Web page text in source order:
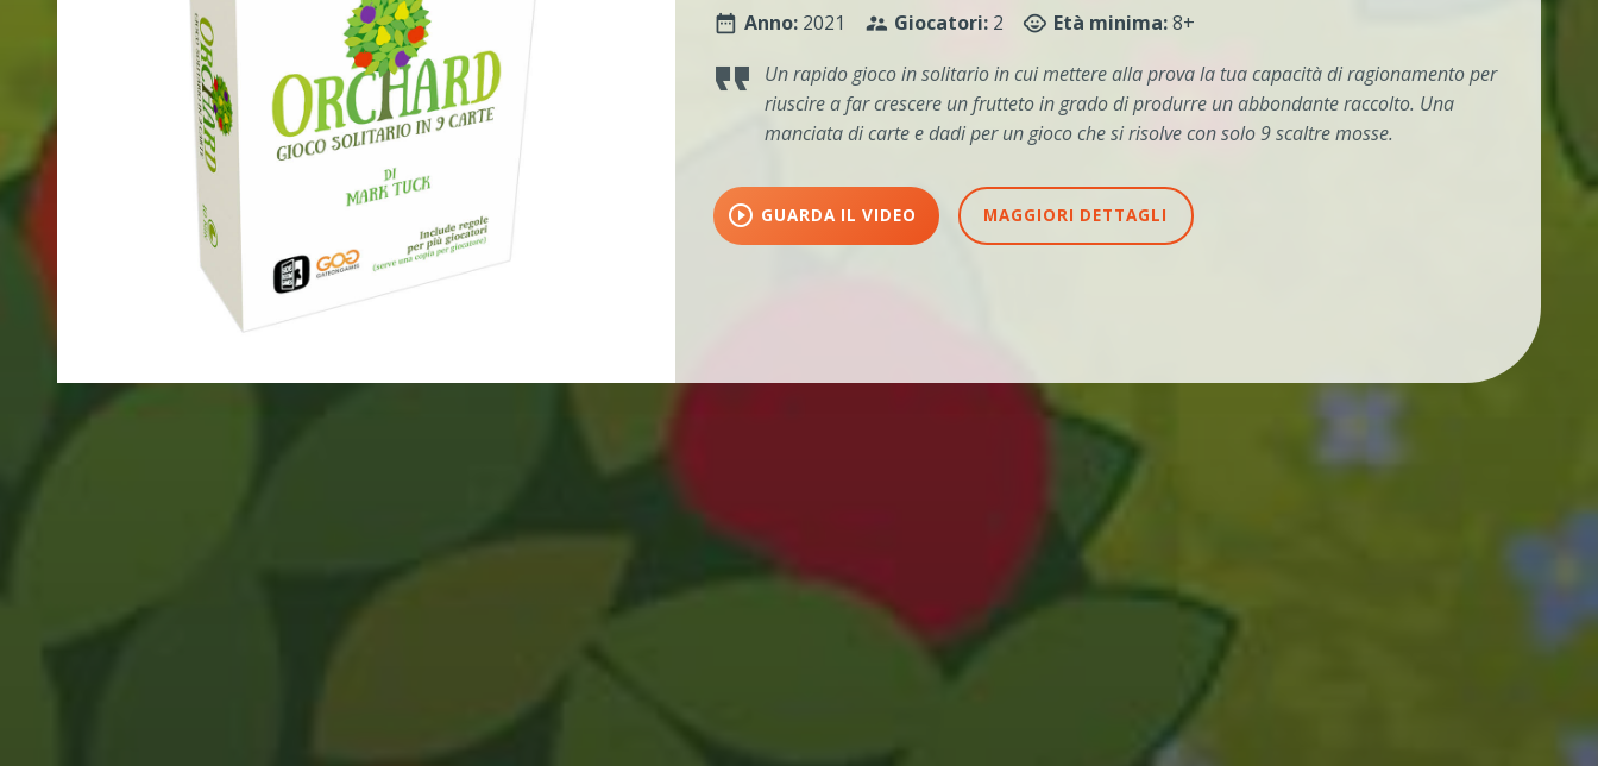
Anno:2021 Giocatori: 2 Età minima:8+
Un rapido gioco in solitario in cui mettere alla prova la tua capacità di ragionamento per
riuscire a far crescere un frutteto in grado di produrre un abbondante raccolto. Una
manciata di carte e dadi per un gioco che si risolve con solo 9 scaltre mosse.
play_circle_outline GUARDA IL VIDEO MAGGIORI DETTAGLI